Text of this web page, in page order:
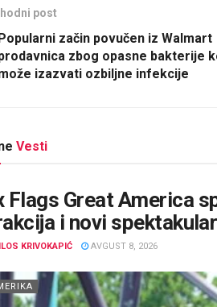
post
Popularni začin povučen iz Walmart
zbog opasne bakterije
izazvati ozbiljne infekcije
Vesti
Flags Great America
i novi
KRIVOKAPIĆ AVGUST 8, 2026